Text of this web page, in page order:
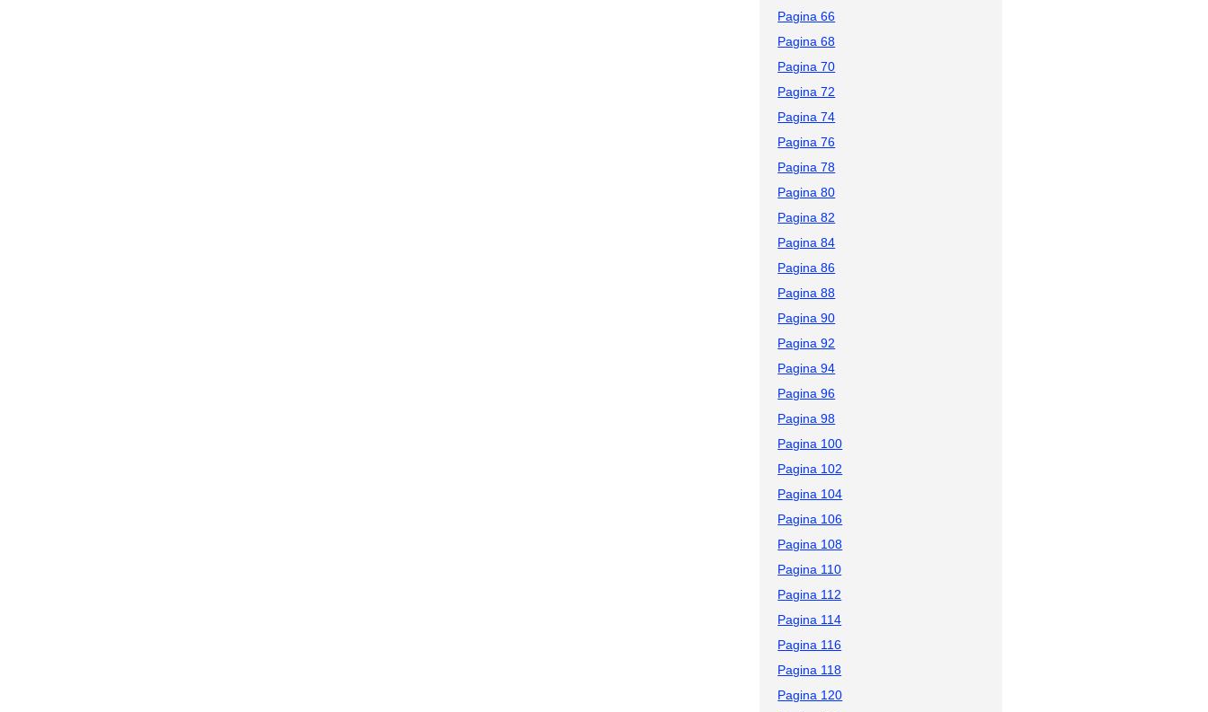
Pagina 66
Pagina 68
Pagina 70
Pagina 72
Pagina 74
Pagina 76
Pagina 78
Pagina 80
Pagina 82
Pagina 84
Pagina 86
Pagina 88
Pagina 90
Pagina 92
Pagina 94
Pagina 96
Pagina 98
Pagina 100
Pagina 102
Pagina 104
Pagina 106
Pagina 108
Pagina 110
Pagina 112
Pagina 114
Pagina 116
Pagina 118
Pagina 120